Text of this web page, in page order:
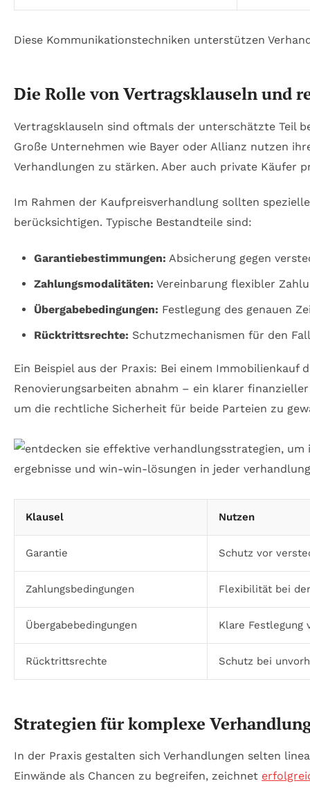
Diese Kommunikationstechniken unterstützen
Die Rolle von Vertragsklauseln und
Vertragsklauseln sind oftmals der unterschätzte Teil
Große Unternehmen wie Bayer oder Allianz nutzen
Verhandlungen zu stärken. Aber auch private
Im Rahmen der Kaufpreisverhandlung sollten
berücksichtigen. Typische Bestandteile sind:
Garantiebestimmungen: Absicherung gegen
Zahlungsmodalitäten: Vereinbarung flexibler
Übergabebedingungen: Festlegung des genauen
Rücktrittsrechte: Schutzmechanismen für den
Ein Beispiel aus der Praxis: Bei einem
Renovierungsarbeiten abnahm – ein klarer
um die rechtliche Sicherheit für beide Parteien zu
Klausel Nutzen
Garantie Schutz vor
Zahlungsbedingungen Flexibilität bei
Übergabebedingungen Klare Festlegung
Rücktrittsrechte Schutz bei
Strategien für komplexe
In der Praxis gestalten sich Verhandlungen selten
Einwände als Chancen zu begreifen, zeichnet